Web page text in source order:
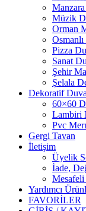
Müzik
Orman
Pizza
Sanat
Şehir
Şelala
Dekoratif
60×60
Lambiri
Pvc
Gergi Tavan
İletişim
Üyelik
İade,
Mesafeli
Yardımcı
FAVORİLER